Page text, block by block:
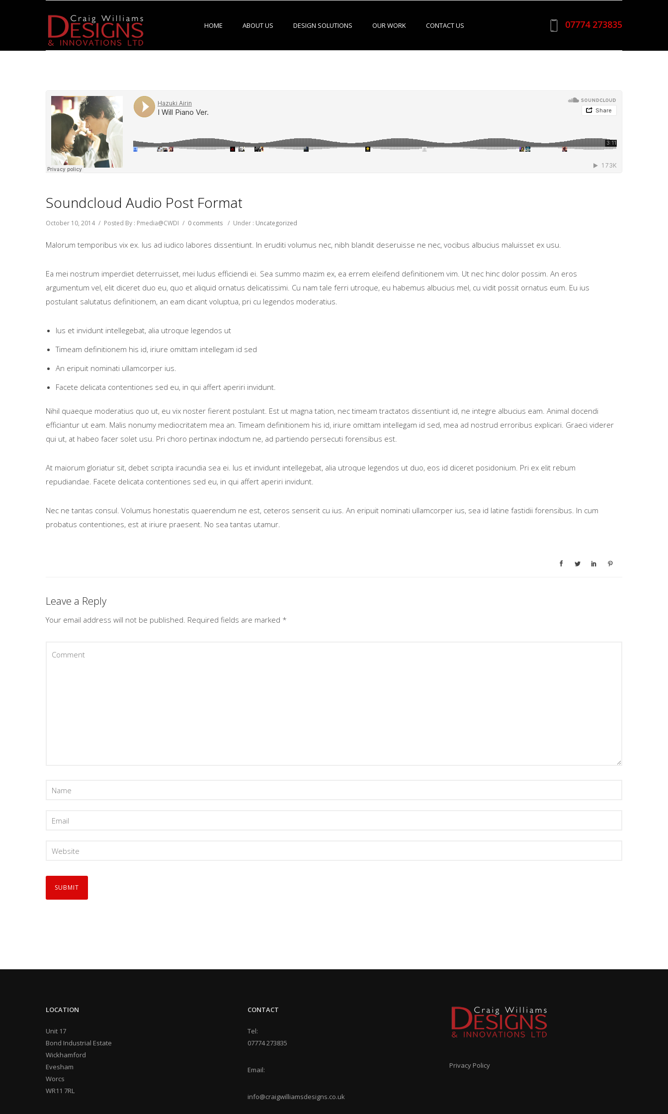
07774 273835
HOME ABOUT US DESIGN SOLUTIONS OUR WORK CONTACT US
Soundcloud Audio Post Format
October 10, 2014 / Posted By : Pmedia@CWDI / 0 comments / Under : Uncategorized
Malorum temporibus vix ex. Ius ad iudico labores dissentiunt. In eruditi volumus nec, nibh blandit deseruisse ne nec, vocibus albucius maluisset ex usu.
Ea mei nostrum imperdiet deterruisset, mei ludus efficiendi ei. Sea summo mazim ex, ea errem eleifend definitionem vim. Ut nec hinc dolor possim. An eros
argumentum vel, elit diceret duo eu, quo et aliquid ornatus delicatissimi. Cu nam tale ferri utroque, eu habemus albucius mel, cu vidit possit ornatus eum. Eu ius
postulant salutatus definitionem, an eam dicant voluptua, pri cu legendos moderatius.
Ius et invidunt intellegebat, alia utroque legendos ut
Timeam definitionem his id, iriure omittam intellegam id sed
An eripuit nominati ullamcorper ius.
Facete delicata contentiones sed eu, in qui affert aperiri invidunt.
Nihil quaeque moderatius quo ut, eu vix noster fierent postulant. Est ut magna tation, nec timeam tractatos dissentiunt id, ne integre albucius eam. Animal docendi
efficiantur ut eam. Malis nonumy mediocritatem mea an. Timeam definitionem his id, iriure omittam intellegam id sed, mea ad nostrud erroribus explicari. Graeci viderer
qui ut, at habeo facer solet usu. Pri choro pertinax indoctum ne, ad partiendo persecuti forensibus est.
At maiorum gloriatur sit, debet scripta iracundia sea ei. Ius et invidunt intellegebat, alia utroque legendos ut duo, eos id diceret posidonium. Pri ex elit rebum
repudiandae. Facete delicata contentiones sed eu, in qui affert aperiri invidunt.
Nec ne tantas consul. Volumus honestatis quaerendum ne est, ceteros senserit cu ius. An eripuit nominati ullamcorper ius, sea id latine fastidii forensibus. In cum
probatus contentiones, est at iriure praesent. No sea tantas utamur.
Leave a Reply
Your email address will not be published. Required fields are marked *
LOCATION
Unit 17
Bond Industrial Estate
Wickhamford
Evesham
Worcs
WR11 7RL
CONTACT
Tel:
07774 273835
Email:
info@craigwilliamsdesigns.co.uk
Privacy Policy